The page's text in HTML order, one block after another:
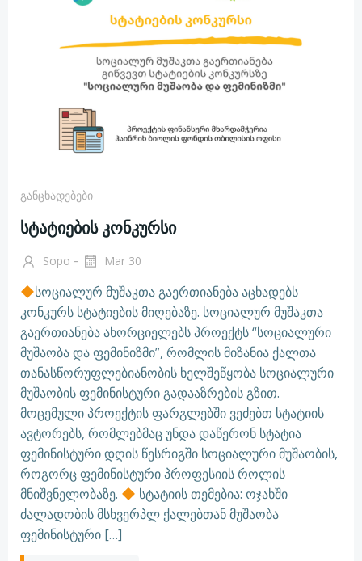
Განცხადებები
სტატიების კონკურსი
Sopo - Mar 30
სოციალურ მუშაკთა გაერთიანება აცხადებს
კონკურს სტატიების მიღებაზე. სოციალურ მუშაკთა
გაერთიანება ახორციელებს პროექტს “სოციალური
მუშაობა და ფემინიზმი”, რომლის მიზანია ქალთა
თანასწორუფლებიანობის ხელშეწყობა სოციალური
მუშაობის ფემინისტური გადააზრების გზით.
მოცემული პროექტის ფარგლებში ვეძებთ სტატიის
ავტორებს, რომლებმაც უნდა დაწერონ სტატია
ფემინისტური დღის წესრიგში სოციალური მუშაობის,
როგორც ფემინისტური პროფესიის როლის
მნიშვნელობაზე.
სტატიის თემებია: ოჯახში
ძალადობის მსხვერპლ ქალებთან მუშაობა
ფემინისტური […]